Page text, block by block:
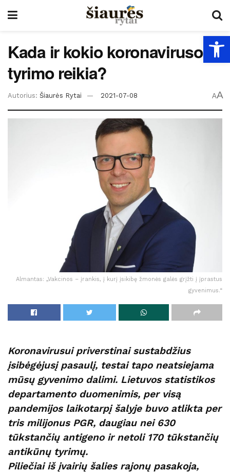
Kada ir kokio koronaviruso
tyrimo reikia?
Autorius: Šiaurės Rytai 2021-07-08 AA
Almantas: „Vakcinos – įrankis, į kurį įsikibę žmonės galės grįžti į įprastus
gyvenimus.“
Koronavirusui priverstinai sustabdžius
įsibėgėjusį pasaulį, testai tapo neatsiejama
mūsų gyvenimo dalimi. Lietuvos statistikos
departamento duomenimis, per visą
pandemijos laikotarpį šalyje buvo atlikta per
tris milijonus PGR, daugiau nei 630
tūkstančių antigeno ir netoli 170 tūkstančių
antikūnų tyrimų.
Piliečiai iš įvairių šalies rajonų pasakoja,